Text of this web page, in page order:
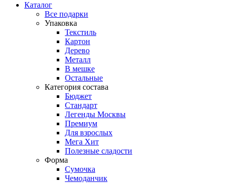
Каталог
Все подарки
Упаковка
Текстиль
Картон
Дерево
Металл
В мешке
Остальные
Категория состава
Бюджет
Стандарт
Легенды Москвы
Премиум
Для взрослых
Мега Хит
Полезные сладости
Форма
Сумочка
Чемоданчик